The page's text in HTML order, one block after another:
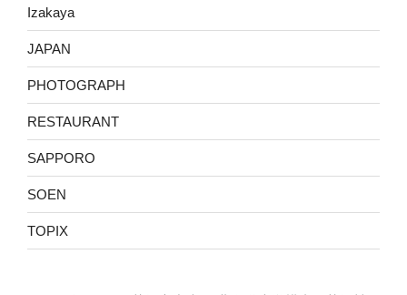
Izakaya
JAPAN
PHOTOGRAPH
RESTAURANT
SAPPORO
SOEN
TOPIX